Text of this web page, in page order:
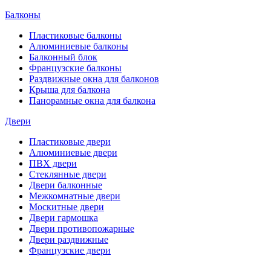
Балконы
Пластиковые балконы
Алюминиевые балконы
Балконный блок
Французские балконы
Раздвижные окна для балконов
Крыша для балкона
Панорамные окна для балкона
Двери
Пластиковые двери
Алюминиевые двери
ПВХ двери
Стеклянные двери
Двери балконные
Межкомнатные двери
Москитные двери
Двери гармошка
Двери противопожарные
Двери раздвижные
Французские двери